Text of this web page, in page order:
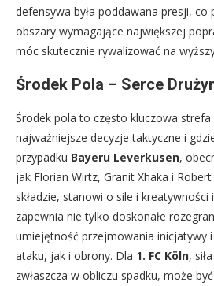
defensywa była poddawana presji, co
obszary wymagające największej
móc skutecznie rywalizować na
Środek Pola – Serce
Środek pola to często kluczowa strefa
najważniejsze decyzje taktyczne i
przypadku Bayeru Leverkusen,
jak Florian Wirtz, Granit Xhaka i
składzie, stanowi o sile i
zapewnia nie tylko doskonałe
umiejętność przejmowania inicjatywy
ataku, jak i obrony. Dla 1. FC Köln,
zwłaszcza w obliczu spadku, może